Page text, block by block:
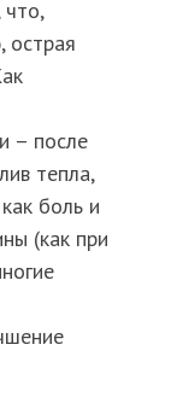
острая
– после
тепла,
боль и
(как при